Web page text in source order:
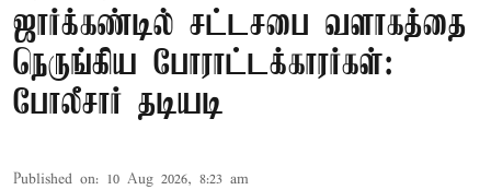
ஜார்க்கண்டில் சட்டசபை வளாகத்தை
நெருங்கிய போராட்டக்காரர்கள்:
போலீசார் தடியடி
Published on: 10 Aug 2026, 8:23 am